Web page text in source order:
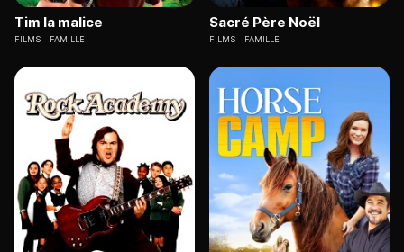
Tim la malice
FILMS FAMILLE
Sacré Père Noël
FILMS FAMILLE